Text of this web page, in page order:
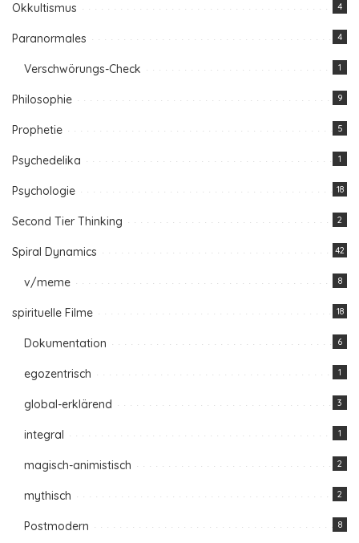
Okkultismus 4
Paranormales 4
Verschwörungs-Check 1
Philosophie 9
Prophetie 5
Psychedelika 1
Psychologie 18
Second Tier Thinking 2
Spiral Dynamics 42
v/meme 8
spirituelle Filme 18
Dokumentation 6
egozentrisch 1
global-erklärend 3
integral 1
magisch-animistisch 2
mythisch 2
Postmodern 8